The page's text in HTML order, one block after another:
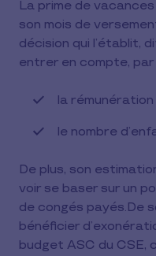
La prime de
son mois de
décision qui l’établit,
entrer en compte, par
la
le nombre
De plus, son
voir se baser sur un
de congés payés.De
bénéficier
budget ASC du CSE,